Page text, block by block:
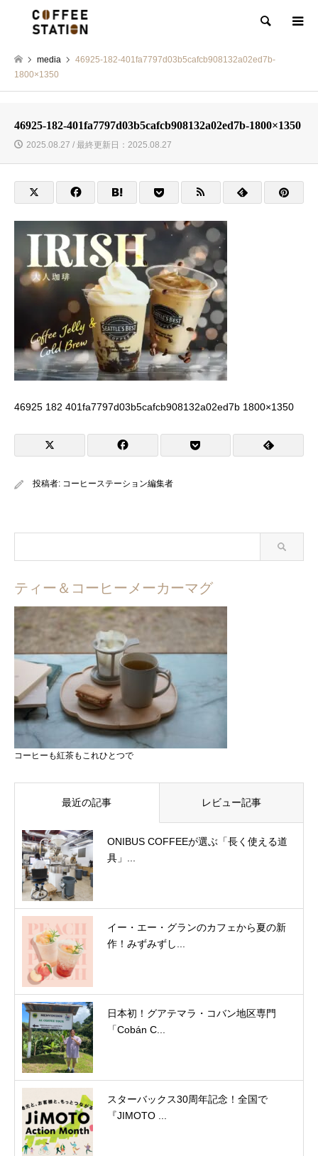
検索
media
46925-182-401fa7797d03b5cafcb908132a02ed7b-
1800×1350
46925-182-401fa7797d03b5cafcb908132a02ed7b-1800×1350
2025.08.27 / 最終更新日：2025.08.27
46925 182 401fa7797d03b5cafcb908132a02ed7b 1800×1350
投稿者: コーヒーステーション編集者
ティー＆コーヒーメーカーマグ
コーヒーも紅茶もこれひとつで
最近の記事 レビュー記事
ONIBUS COFFEEが選ぶ「長く使える道
具」...
イー・エー・グランのカフェから夏の新
作！みずみずし...
日本初！グアテマラ・コバン地区専門
「Cobán C...
スターバックス30周年記念！全国で
『JIMOTO ...